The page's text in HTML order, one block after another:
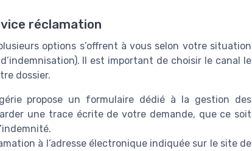
réclamation
options s’offrent à vous selon votre situation
Il est important de choisir le canal le
dossier.
propose un formulaire dédié à la gestion des
une trace écrite de votre demande, que ce soit
à l’adresse électronique indiquée sur le site de